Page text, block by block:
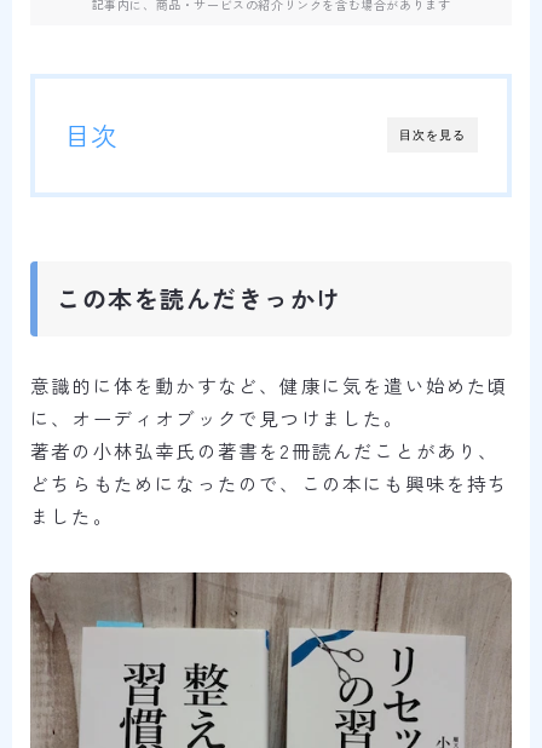
記事内に、商品・サービスの紹介リンクを含む場合があります
目次を見る
目次
この本を読んだきっかけ
意識的に体を動かすなど、健康に気を遣い始めた頃
に、オーディオブックで見つけました。
著者の小林弘幸氏の著書を2冊読んだことがあり、
どちらもためになったので、この本にも興味を持ち
ました。